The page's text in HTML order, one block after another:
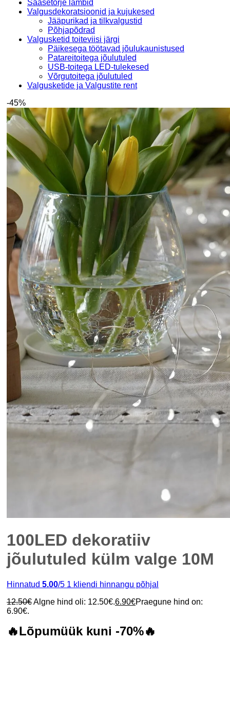
Sääsetõrje lambid
Valgusdekoratsioonid ja kujukesed
Jääpurikad ja tilkvalgustid
Põhjapõdrad
Valgusketid toiteviisi järgi
Päikesega töötavad jõulukaunistused
Patareitoitega jõulutuled
USB-toitega LED-tulekesed
Võrgutoitega jõulutuled
Valgusketide ja Valgustite rent
-45%
100LED dekoratiiv
jõulutuled külm valge 10M
Hinnatud 5.00/5 1 kliendi hinnangu põhjal
12.50€Algne hind oli: 12.50€.6.90€Praegune hind on:
6.90€.
🔥Lõpumüük kuni -70%🔥